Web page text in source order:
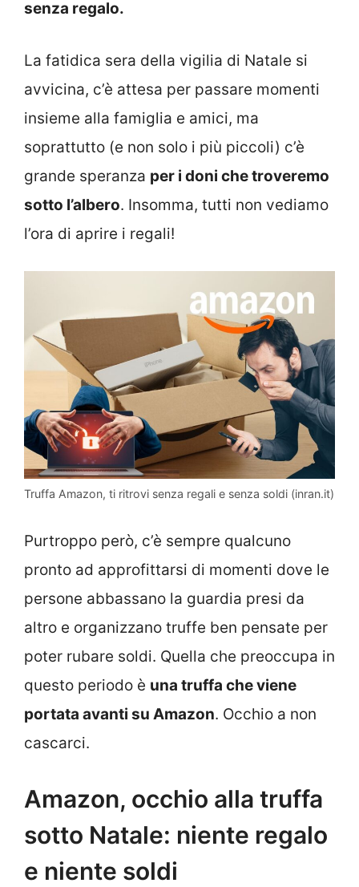
senza regalo.
La fatidica sera della vigilia di Natale si
avvicina, c’è attesa per passare momenti
insieme alla famiglia e amici, ma
soprattutto (e non solo i più piccoli) c’è
grande speranza per i doni che troveremo
sotto l’albero. Insomma, tutti non vediamo
l’ora di aprire i regali!
Truffa Amazon, ti ritrovi senza regali e senza soldi (inran.it)
Purtroppo però, c’è sempre qualcuno
pronto ad approfittarsi di momenti dove le
persone abbassano la guardia presi da
altro e organizzano truffe ben pensate per
poter rubare soldi. Quella che preoccupa in
questo periodo è una truffa che viene
portata avanti su Amazon. Occhio a non
cascarci.
Amazon, occhio alla truffa
sotto Natale: niente regalo
e niente soldi